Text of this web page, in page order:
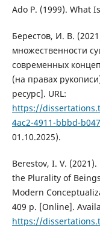
Ado P. (1999). What
Берестов, И. В.
множественности
современных
(на правах
ресурс]. URL:
https://
4ac2-4911-bbbd-
01.10.2025).
Berestov, I. V.
the Plurality of
Modern
409 p. [Online].
https://